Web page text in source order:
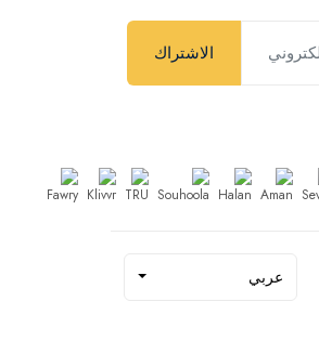
الاشتراك
عربي